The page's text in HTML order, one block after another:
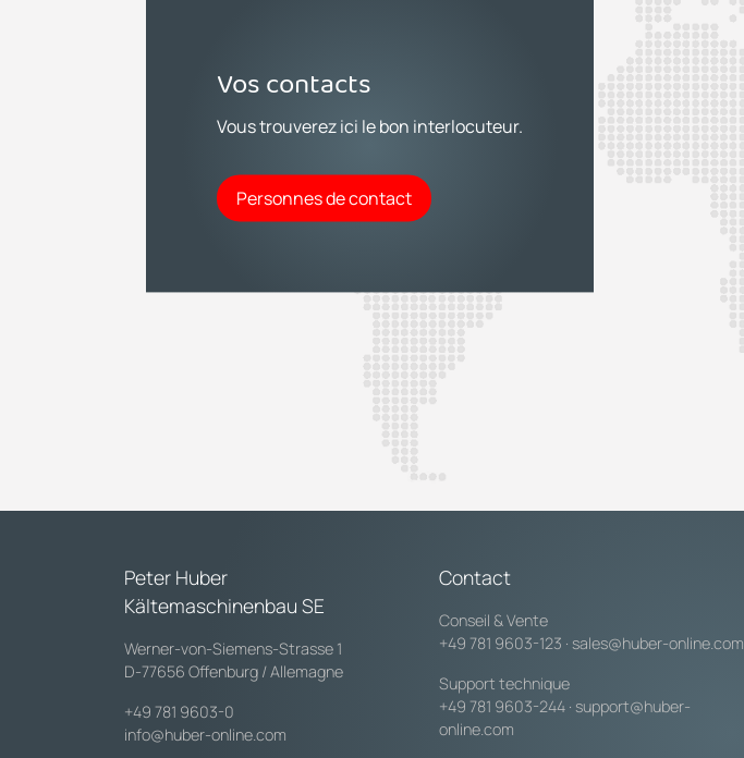
Vos contacts
Vous trouverez ici le bon interlocuteur.
Personnes de contact
Peter Huber
Kältemaschinenbau SE
Werner-von-Siemens-Strasse 1
D-77656 Offenburg / Allemagne
+49 781 9603-0
info@huber-online.com
Contact
Conseil & Vente
+49 781 9603-123 · sales@huber-online.com
Support technique
+49 781 9603-244 · support@huber-
online.com